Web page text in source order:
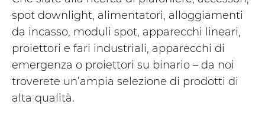
spot downlight, alimentatori, alloggiamenti
da incasso, moduli spot, apparecchi lineari,
proiettori e fari industriali, apparecchi di
emergenza o proiettori su binario – da noi
troverete un’ampia selezione di prodotti di
alta qualità.